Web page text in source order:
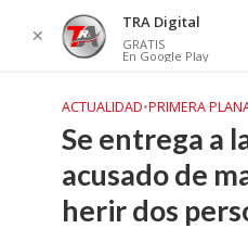
ACTUALIDAD•PRIMERA
Se entrega a
acusado de
herir dos
✕
TRA Digital
GRATIS
En Google Play